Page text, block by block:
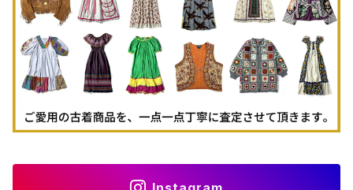
古着パーカー
古着タンクトップ